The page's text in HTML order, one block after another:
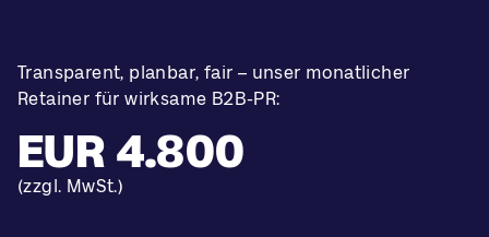
Transparent, planbar, fair – unser monatlicher
Retainer für wirksame B2B-PR:
EUR 4.800
(zzgl. MwSt.)